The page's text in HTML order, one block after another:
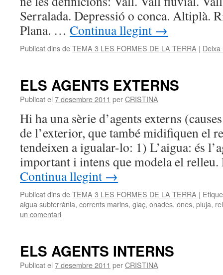
Serralada. Depressió o conca. Altiplà.
Plana. … Continua llegint →
Publicat dins deTEMA 3 LES FORMES DE LA TERRA |
ELS AGENTS EXTERNS
Publicat el 7 desembre 2011 perCRISTINA
Hi ha una sèrie d’agents externs
de l’exterior, que també midifiquen el
tendeixen a igualar-lo: 1) L’aigua: és
important i intens que modela el
Continua llegint →
Publicat dins deTEMA 3 LES FORMES DE LA TERRA |
aigua subterrània, corrents marins, glaç, onades, ones, pluja,
un comentari
ELS AGENTS INTERNS
Publicat el 7 desembre 2011 perCRISTINA